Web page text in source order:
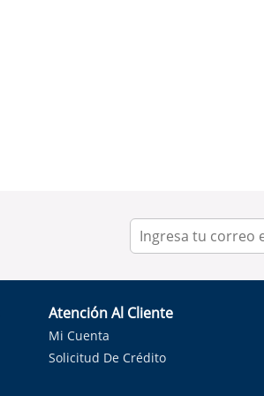
Atención Al Cliente
Mi Cuenta
Solicitud De Crédito